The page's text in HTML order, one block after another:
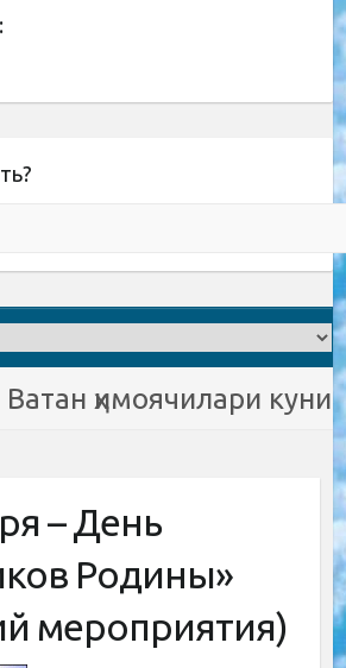
ҳимоячилари куни
– День
Родины»
мероприятия)